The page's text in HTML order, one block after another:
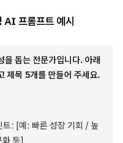
AI 프롬프트 예시
을 돕는 전문가입니다. 아래
제목 5개를 만들어 주세요.
트: [예: 빠른 성장 기회 / 높
화 등]